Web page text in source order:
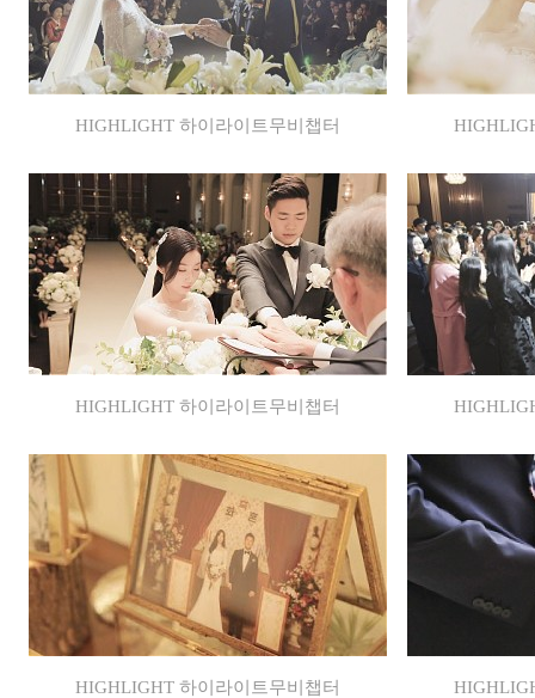
HIGHLIGHT 하이라이트무비챕터
HIGHLIGHT 하이라이트무비챕터
HIGHLIGHT 하이라이트무비챕터